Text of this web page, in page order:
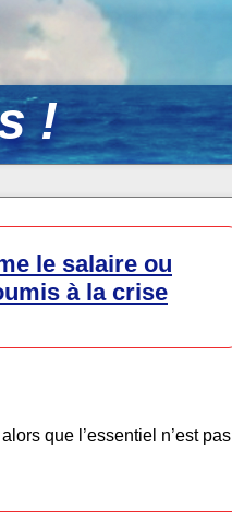
!
le salaire ou
à la crise
que l’essentiel n’est pas